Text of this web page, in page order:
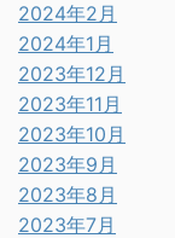
2024年2月
2024年1月
2023年12月
2023年11月
2023年10月
2023年9月
2023年8月
2023年7月